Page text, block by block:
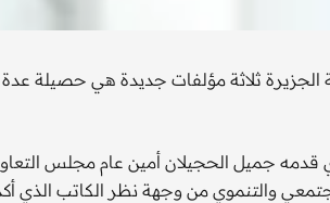
ثلاثة مؤلفات جديدة هي حصيلة
قدمه جميل الحجيلان أمين عام مجلس
والتنموي من وجهة نظر الكاتب